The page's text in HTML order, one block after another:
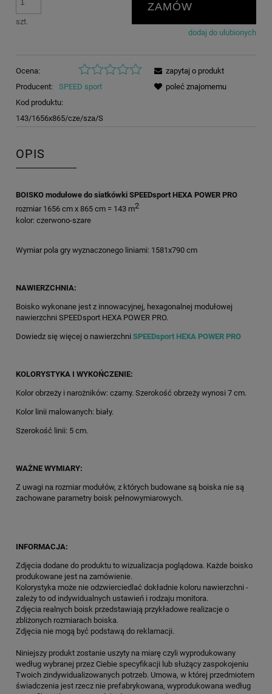
szt.
ZAMÓW
dodaj do ulubionych
Ocena:
Producent:
SPEED sport
Kod produktu:
143/1656x865/cze/sza/S
zapytaj o produkt
poleć znajomemu
OPIS
BOISKO modułowe do siatkówki SPEEDsport HEXA POWER PRO
rozmiar 1656 cm x 865 cm = 143 m2
kolor: czerwono-szare
Wymiar pola gry wyznaczonego liniami: 1581x790 cm
NAWIERZCHNIA:
Boisko wykonane jest z innowacyjnej, hexagonalnej modułowej
nawierzchni SPEEDsport HEXA POWER PRO.
Dowiedz się więcej o nawierzchni SPEEDsport HEXA POWER PRO
KOLORYSTYKA I WYKOŃCZENIE:
Kolor obrzeży i narożników: czarny. Szerokość obrzeży wynosi 7 cm.
Kolor linii malowanych: biały.
Szerokość linii: 5 cm.
WAŻNE WYMIARY:
Z uwagi na rozmiar modułów, z których budowane są boiska nie są
zachowane parametry boisk pełnowymiarowych.
INFORMACJA:
Zdjęcia dodane do produktu to wizualizacja poglądowa. Każde boisko
produkowane jest na zamówienie.
Kolorystyka może nie odzwierciedlać dokładnie koloru nawierzchni -
zależy to od indywidualnych ustawień i rodzaju monitora.
Zdjęcia realnych boisk przedstawiają przykładowe realizacje o
zbliżonych rozmiarach boiska.
Zdjęcia nie mogą być podstawą do reklamacji.
Niniejszy produkt zostanie uszyty na miarę czyli wyprodukowany
według wybranej przez Ciebie specyfikacji lub służący zaspokojeniu
Twoich zindywidualizowanych potrzeb. Umowa, w której przedmiotem
świadczenia jest rzecz nie prefabrykowana, wyprodukowana według